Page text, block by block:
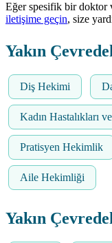
Eğer spesifik bir doktor
iletişime geçin, size
Yakın
Diş Hekimi
Kadın Hastalıkları
Pratisyen Hekimlik
Aile Hekimliği
Yakın